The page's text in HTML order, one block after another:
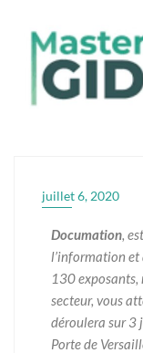
juillet 6, 2020
Documation,
l’information et
130 exposants,
secteur, vous
déroulera sur 3
Porte de